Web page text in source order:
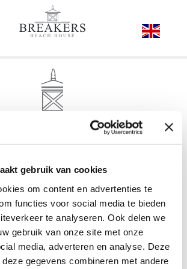
gebruik van cookies
om content en advertenties te
functies voor social media te bieden
te analyseren. Ook delen we
gebruik van onze site met onze
media, adverteren en analyse. Deze
gegevens combineren met andere
tea
Noordwijk Tea consists of lemon
verbena, lemon balm, licorice plant,
fennel, hyssop and malva. This tea
we live with the seasons and
as much as possible. The Noordwijk